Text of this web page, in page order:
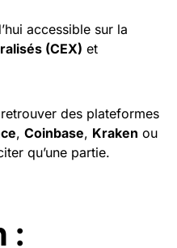
accessible sur la
(CEX) et
des plateformes
, Coinbase, Kraken ou
qu’une partie.
: